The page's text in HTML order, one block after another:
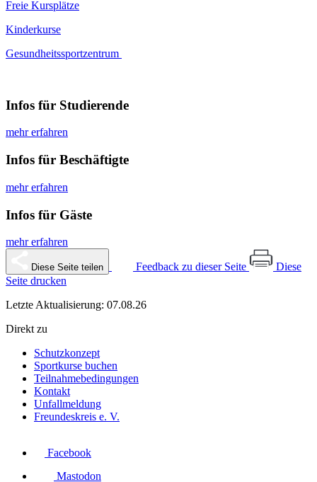
Freie Kursplätze
Kinderkurse
Gesundheitssportzentrum
Infos für Studierende
mehr erfahren
Infos für Beschäftigte
mehr erfahren
Infos für Gäste
mehr erfahren
Diese Seite teilen Feedback zu dieser Seite
Diese
Seite drucken
Letzte Aktualisierung: 07.08.26
Direkt zu
Schutzkonzept
Sportkurse buchen
Teilnahmebedingungen
Kontakt
Unfallmeldung
Freundeskreis e. V.
Facebook
Mastodon